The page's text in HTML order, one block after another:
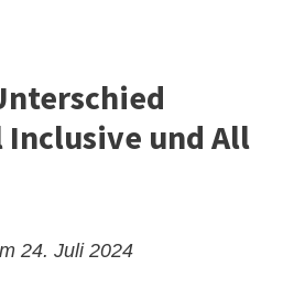
Inclusive und All
24. Juli 2024